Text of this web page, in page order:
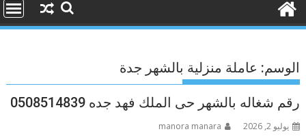
الوسم: عاملة منزلية بالشهر جدة
رقم شغاله بالشهر حى الملك فهد جده 0508514839
يوليو 2, 2026 manora manara